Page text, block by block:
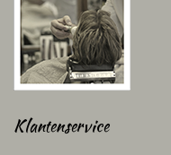
Klantenservice